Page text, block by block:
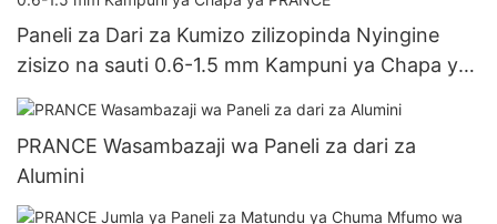
Paneli za Dari za Kumizo zilizopinda Nyingine
zisizo na sauti 0.6-1.5 mm Kampuni ya Chapa ya
PRANCE
PRANCE Wasambazaji wa Paneli za dari za
Alumini